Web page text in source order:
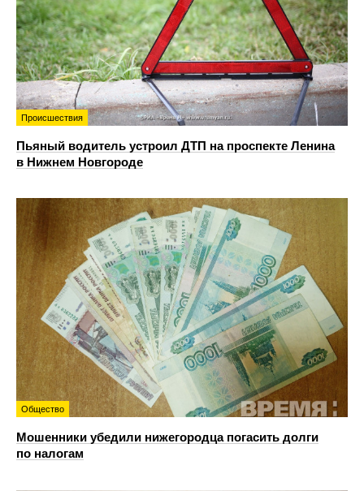
Происшествия
Пьяный водитель устроил ДТП на проспекте Ленина
в Нижнем Новгороде
Общество
Мошенники убедили нижегородца погасить долги
по налогам